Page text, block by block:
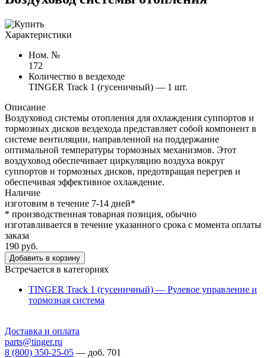
Характеристики
Ном. №
172
Количество в вездеходе
TINGER Track 1 (гусеничный) — 1 шт.
Описание
Воздуховод системы отопления для охлаждения суппортов и
тормозных дисков вездехода представляет собой компонент в
системе вентиляции, направленной на поддержание
оптимальной температуры тормозных механизмов. Этот
воздуховод обеспечивает циркуляцию воздуха вокруг
суппортов и тормозных дисков, предотвращая перегрев и
обеспечивая эффективное охлаждение.
Наличие
изготовим в течение 7-14 дней*
* производственная товарная позиция, обычно
изготавливается в течение указанного срока с момента оплаты
заказа
190 руб.
Добавить в корзину
Встречается в категориях
TINGER Track 1 (гусеничный) — Рулевое управление и
тормозная система
Доставка и оплата
parts@tinger.ru
8 (800) 350-25-05 — доб. 701